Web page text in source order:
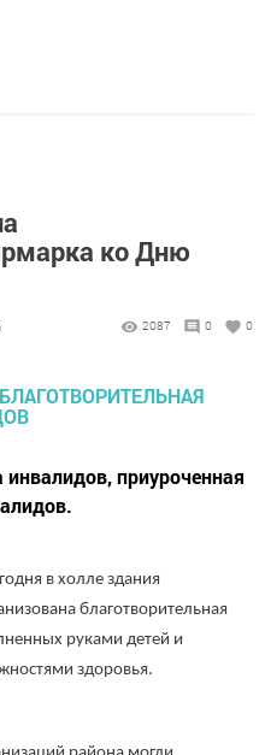
ко Дню
2087 0 0
приуроченная
в холле здания
благотворительная
руками детей и
здоровья.